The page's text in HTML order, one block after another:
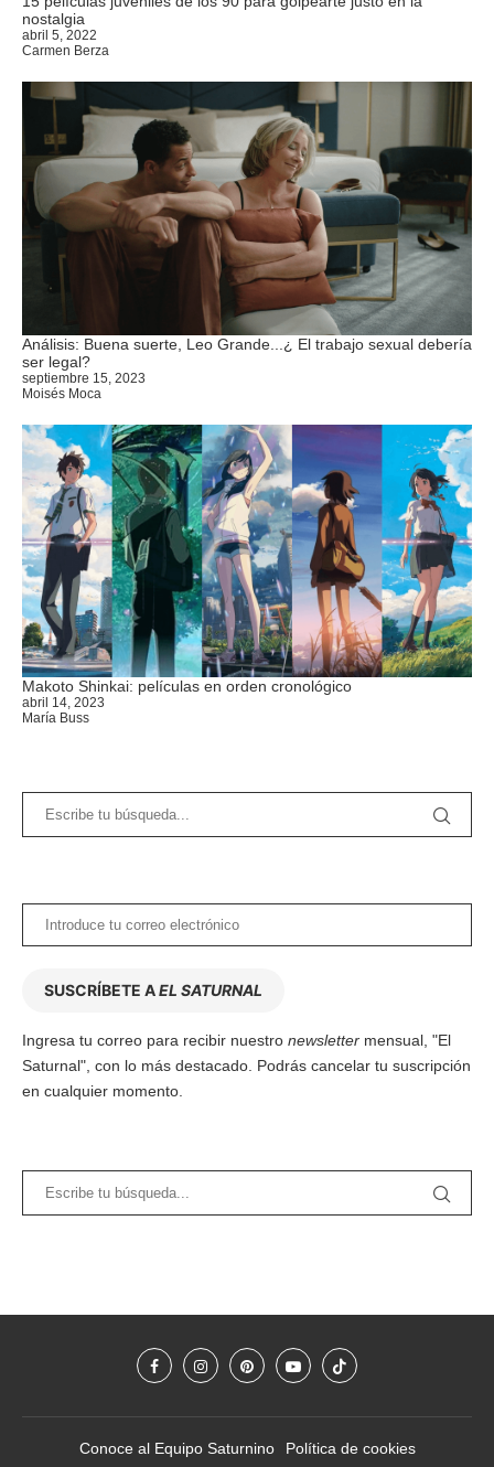
nostalgia
abril 5, 2022
Carmen Berza
Análisis: Buena suerte, Leo Grande...¿ El trabajo sexual debería
ser legal?
septiembre 15, 2023
Moisés Moca
Makoto Shinkai: películas en orden cronológico
abril 14, 2023
María Buss
SUSCRÍBETE AEL SATURNAL
Ingresa tu correo para recibir nuestro newsletter mensual, "El
Saturnal", con lo más destacado. Podrás cancelar tu suscripción
en cualquier momento.
Conoce al Equipo Saturnino Política de cookies